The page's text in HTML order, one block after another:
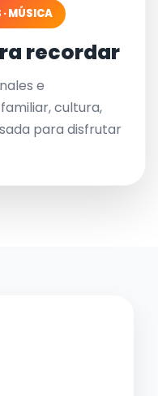
MÚSICA
recordar
e
cultura,
para disfrutar